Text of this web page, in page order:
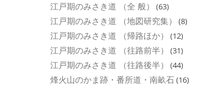
江戸期のみさき道 （全 般） (63)
江戸期のみさき道 （地図研究集） (8)
江戸期のみさき道 （帰路ほか） (12)
江戸期のみさき道 （往路前半） (31)
江戸期のみさき道 （往路後半） (44)
烽火山のかま跡・番所道・南畝石(16)